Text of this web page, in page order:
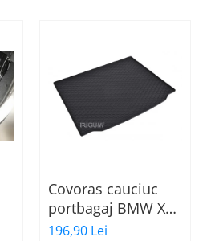
Covoras cauciuc
portbagaj BMW X3
G01, 11.2017-
196,90 Lei